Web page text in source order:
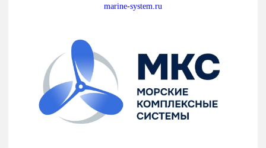
marine-system.ru